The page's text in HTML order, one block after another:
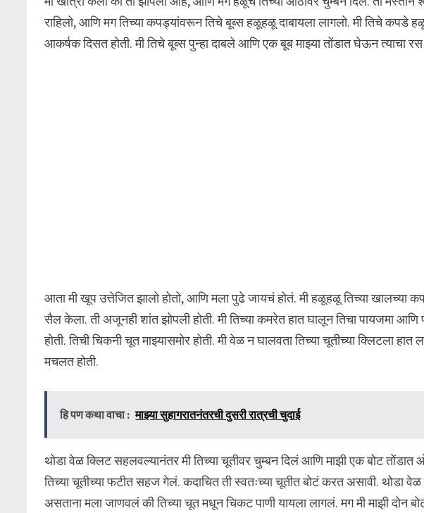
राहिलो, आणि मग तिच्या कपड्यांवरून तिचे बूब्स हळूहळू दाबायला लागलो. मी तिचे
आकर्षक दिसत होती. मी तिचे बूब्स पुन्हा दाबले आणि एक बूब माझ्या तोंडात घेऊन त्याचा रस
आता मी खूप उत्तेजित झालो होतो, आणि मला पुढे जायचं होतं. मी हळूहळू तिच्या खालच्या
सैल केला. ती अजूनही शांत झोपली होती. मी तिच्या कमरेत हात घालून तिचा पायजमा आणि
होती. तिची चिकनी चूत माझ्यासमोर होती. मी वेळ न घालवता तिच्या चूतीच्या क्लिटला
मचलत होती.
हि पण कथा वाचा : माझ्या सुहागरातनंतरची दुसरी रात्रची चुदाई
थोडा वेळ क्लिट सहलवल्यानंतर मी तिच्या चूतीवर चुम्बन दिलं आणि माझी एक बोट
तिच्या चूतीच्या फटीत सहज गेलं. कदाचित ती स्वतःच्या चूतीत बोटं करत असावी. थोडा
असताना मला जाणवलं की तिच्या चूत मधून चिकट पाणी यायला लागलं. मग मी माझी